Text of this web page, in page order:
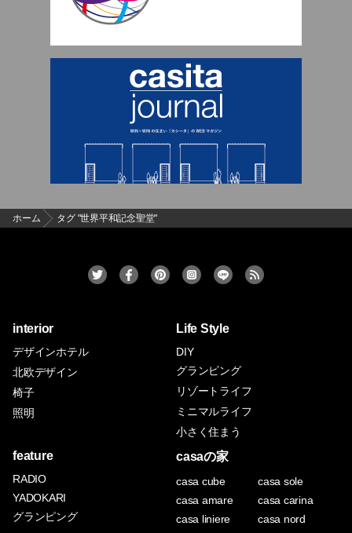
ホーム タグ "世界平和記念聖堂"
interior
デザインホテル
北欧デザイン
椅子
照明
Life Style
DIY
グランピング
リゾートライフ
ミニマルライフ
小さく住まう
feature
RADIO
YADOKARI
グランピング
casaの家
casa cube
casa sole
casa amare
casa carina
casa liniere
casa nord